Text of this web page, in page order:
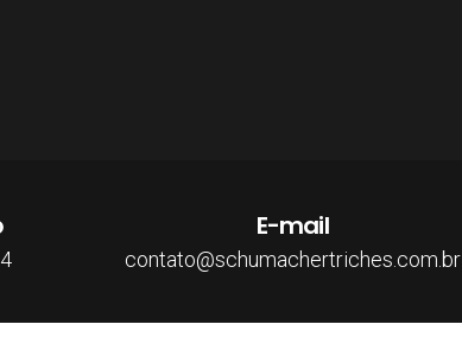
E-mail
contato@schumachertriches.com.br